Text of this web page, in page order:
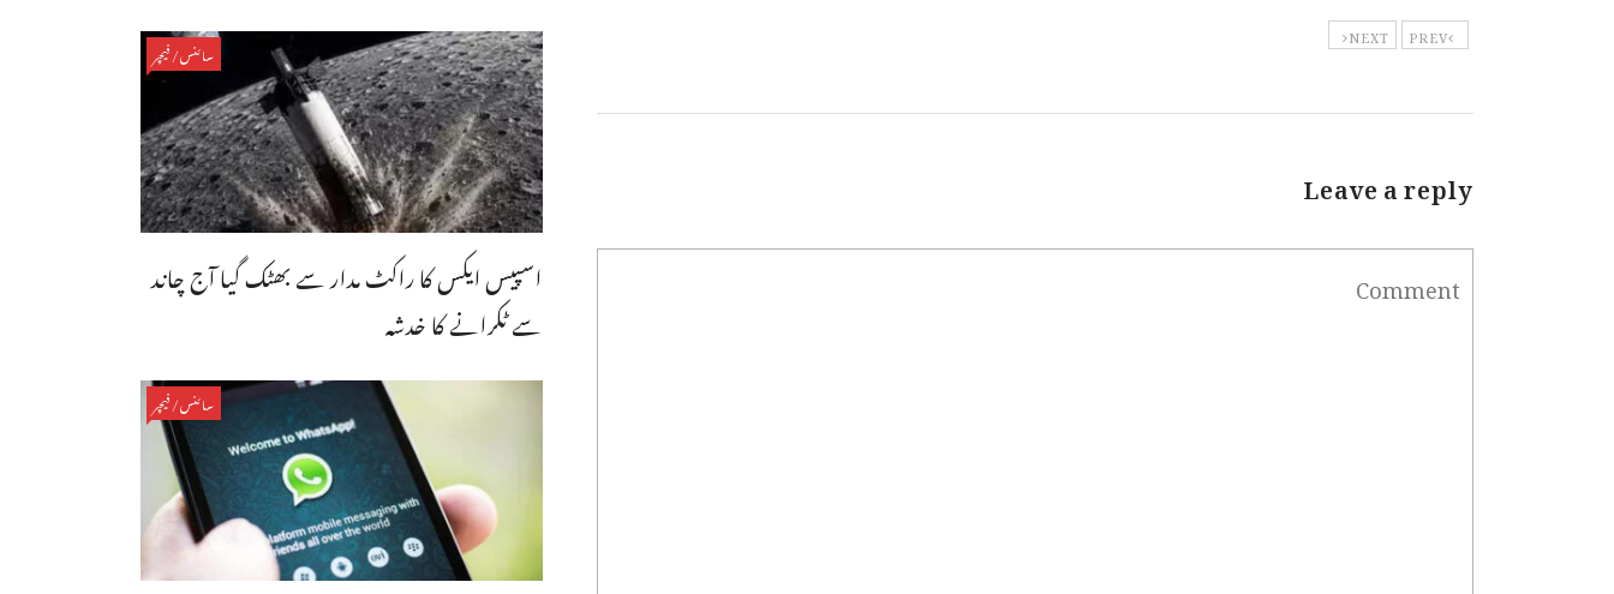
PREV
NEXT
Leave a reply
سائنس/فیچر
اسپیس ایکس کا راکٹ مدار سے بھٹک گیا آج چاند
سے ٹکرانے کا خدشہ
سائنس/فیچر